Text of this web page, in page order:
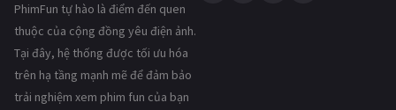
PhimFun tự hào là điểm đến quen
thuộc của cộng đồng yêu điện ảnh.
Tại đây, hệ thống được tối ưu hóa
trên hạ tầng mạnh mẽ để đảm bảo
trải nghiệm xem phim fun của bạn